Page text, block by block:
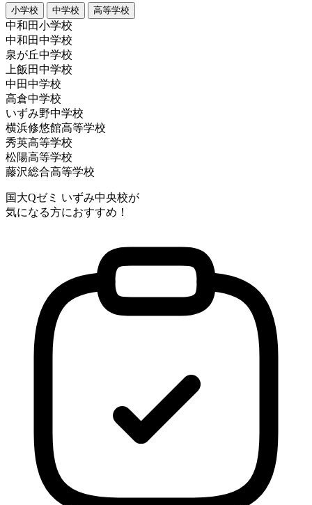
小学校 中学校 高等学校
中和田小学校
中和田中学校
泉が丘中学校
上飯田中学校
中田中学校
高倉中学校
いずみ野中学校
横浜修悠館高等学校
秀英高等学校
松陽高等学校
藤沢総合高等学校
国大Qゼミ いずみ中央校が
気になる方におすすめ！